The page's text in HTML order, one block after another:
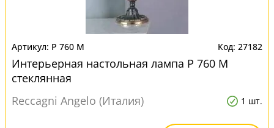
P 760 M 27182
Интерьерная настольная лампа P 760 M
стеклянная
Reccagni Angelo (Италия)
1 шт.